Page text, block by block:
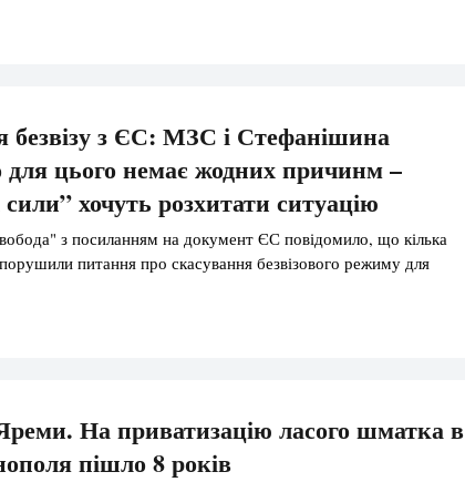
безвізу з ЄС: МЗС і Стефанішина
цього немає жодних причинм –
хочуть розхитати ситуацію
з посиланням на документ ЄС повідомило, що кілька
питання про скасування безвізового режиму для
На приватизацію ласого шматка в
пішло 8 років